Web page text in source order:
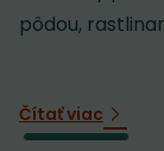
pôdou,
Čítať viac